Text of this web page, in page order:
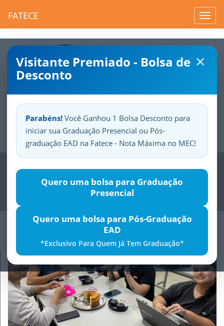
FATECE
×
Visitante Premiado - Bolsa de
Desconto
Parabéns! Você Ganhou 1 Bolsa Desconto para
iniciar sua Graduação Presencial ou Pós-
graduação EAD na Fatece - Nota Máxima no MEC!
Quero uma bolsa para Graduação
Presencial
Quero uma bolsa para Pós-Graduação
EAD
*Exclusivo Para Quem Já Tem Graduação*
SuaFatece.Seuorgulho.
Previous